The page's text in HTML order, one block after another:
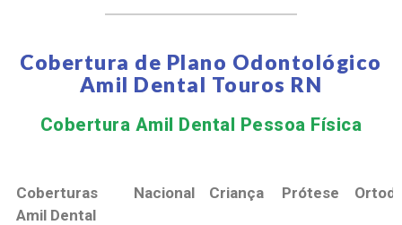
Cobertura de Plano Odontológico
Amil Dental Touros RN
Cobertura Amil Dental Pessoa Física​
Coberturas
Amil Dental
Nacional Criança Prótese